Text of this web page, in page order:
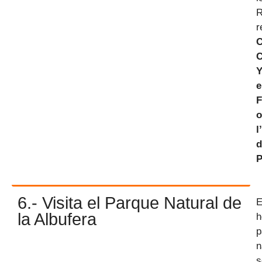
o
6.- Visita el Parque Natural de
la Albufera